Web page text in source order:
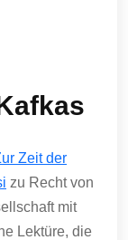
Zeit der
zu Recht von
mit
Lektüre, die